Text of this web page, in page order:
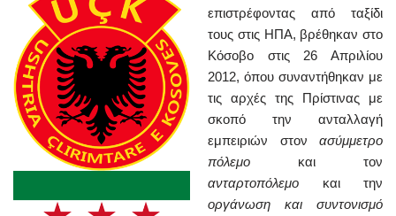
επιστρέφοντας από ταξίδι
τους στις ΗΠΑ, βρέθηκαν στο
Κόσοβο στις 26 Απριλίου
2012, όπου συναντήθηκαν με
τις αρχές της Πρίστινας με
σκοπό την ανταλλαγή
εμπειριών στον ασύμμετρο
πόλεμο και τον
ανταρτοπόλεμο και την
οργάνωση και συντονισμό